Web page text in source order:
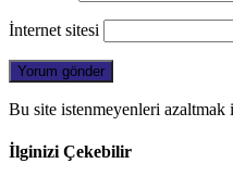
İnternet sitesi
Bu site istenmeyenleri azaltmak
İlginizi Çekebilir